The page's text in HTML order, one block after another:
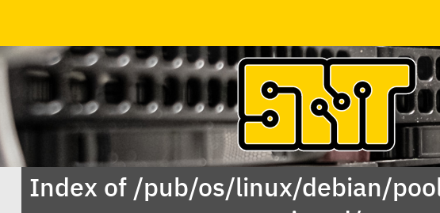
Index of /pub/os/linux/debian/